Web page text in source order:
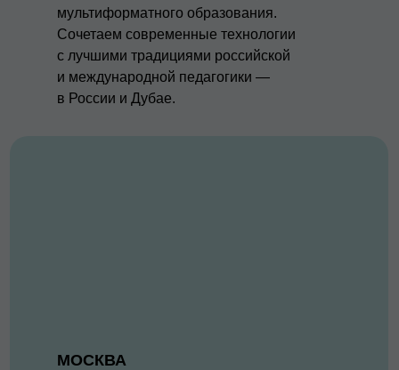
мультиформатного образования.
Сочетаем современные технологии
с лучшими традициями российской
и международной педагогики —
в России и Дубае.
МОСКВА